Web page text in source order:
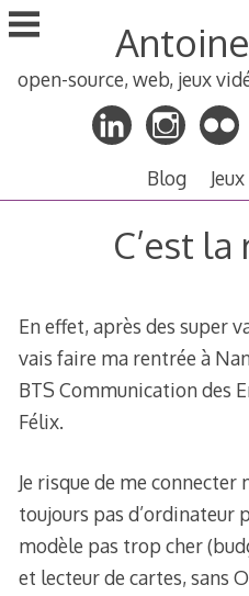
Aller
au
principal
open-source, web, jeux
Blog Jeux
C’est
En effet, après des super
vais faire ma rentrée à
BTS Communication des
Félix.
Je risque de me connecter
toujours pas d’ordinateur
modèle pas trop cher
et lecteur de cartes, sans